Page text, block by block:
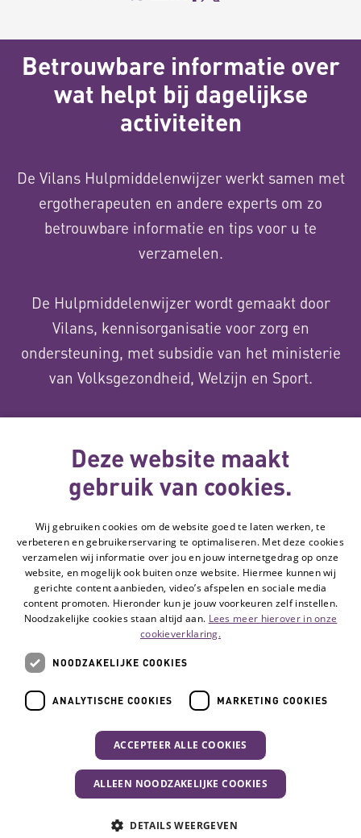
Betrouwbare informatie over
wat helpt bij dagelijkse
activiteiten
De Vilans Hulpmiddelenwijzer werkt samen met
ergotherapeuten en andere experts om zo
betrouwbare informatie en tips voor u te
verzamelen.
De Hulpmiddelenwijzer wordt gemaakt door
Vilans, kennisorganisatie voor zorg en
ondersteuning, met subsidie van het ministerie
van Volksgezondheid, Welzijn en Sport.
Over ons
wordt gemaakt
met subsidie
van
Volg de Hulpmiddelenwijzer:
Contact
Privacyverklaring
Toegankelijkheidsverklaring
Disclaimer
Deze website maakt
gebruik van cookies.
Wij gebruiken cookies om de website goed te laten werken, te
verbeteren en gebruikerservaring te optimaliseren. Met deze cookies
verzamelen wij informatie over jou en jouw internetgedrag op onze
website, en mogelijk ook buiten onze website. Hiermee kunnen wij
gerichte content aanbieden, video’s afspelen en sociale media
content promoten. Hieronder kun je jouw voorkeuren zelf instellen.
Noodzakelijke cookies staan altijd aan. Lees meer hierover in onze
cookieverklaring.
NOODZAKELIJKE COOKIES
ANALYTISCHE COOKIES MARKETING COOKIES
ACCEPTEER ALLE COOKIES
ALLEEN NOODZAKELIJKE COOKIES
DETAILS WEERGEVEN